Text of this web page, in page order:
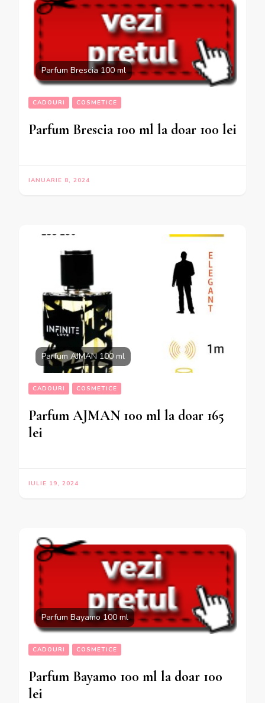
Parfum Brescia 100 ml
CADOURI COSMETICE
Parfum Brescia 100 ml la doar 100 lei
IANUARIE 8, 2024
Parfum AJMAN 100 ml
CADOURI COSMETICE
Parfum AJMAN 100 ml la doar 165
lei
IULIE 19, 2024
Parfum Bayamo 100 ml
CADOURI COSMETICE
Parfum Bayamo 100 ml la doar 100
lei